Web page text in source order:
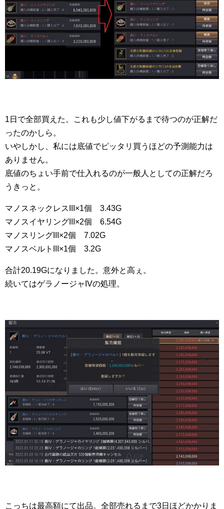
1日で全部買えた。これも少し値下がるまで待つのが正解だ
ったのかしら。
いやしかし、私には底値でピッタリ買うほどの予測能力は
ありません。
底値のちょい手前で仕入れるのが一般人としての正解だろ
うきっと。
マノスネックレスIII×1個 3.43G
マノスイヤリングIII×2個 6.54G
マノスリングIII×2個 7.02G
マノスベルトIII×1個 3.2G
合計20.19Gになりました。意外と高ぇ。
続いてはゲラノージャIVの処理。
こっちは最高額にて出品。全部売れるまで3日ほどかかりま